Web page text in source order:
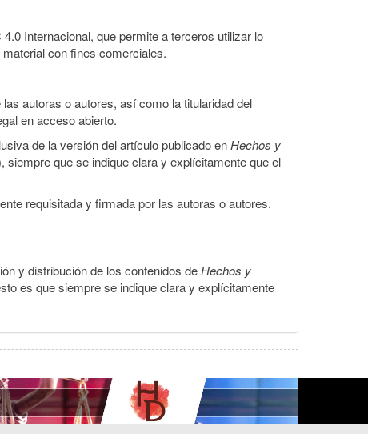
Internacional, que permite a terceros utilizar lo
con fines comerciales.
autoras o autores, así como la titularidad del
en acceso abierto.
de la versión del artículo publicado enHechos y
siempre que se indique clara y explícitamente que el
requisitada y firmada por las autoras o autores.
y distribución de los contenidos deHechos y
es que siempre se indique clara y explícitamente